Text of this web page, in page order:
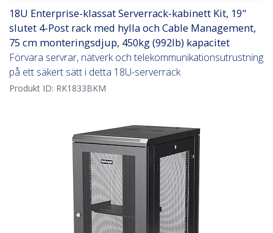
18U Enterprise-klassat Serverrack-kabinett Kit, 19"
slutet 4-Post rack med hylla och Cable Management,
75 cm monteringsdjup, 450kg (992lb) kapacitet
Förvara servrar, nätverk och telekommunikationsutrustning
på ett säkert sätt i detta 18U-serverrack
Produkt ID: RK1833BKM